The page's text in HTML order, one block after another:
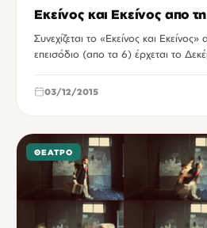
Εκείνος και Εκείνος απο
Συνεχίζεται το «Εκείνος και
επεισόδιο (απο τα 6) έρχεται το
03/12/2015
ΘΈΑΤΡΟ